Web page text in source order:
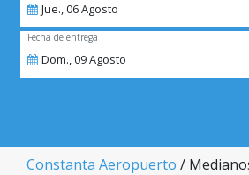
Jue.,06Agosto
Fecha de entrega
Dom.,09Agosto
Constanta Aeropuerto /